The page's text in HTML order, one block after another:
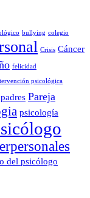
bullying colegio
Crisis Cáncer
felicidad
psicológica
padres Pareja
psicología
del psicólogo